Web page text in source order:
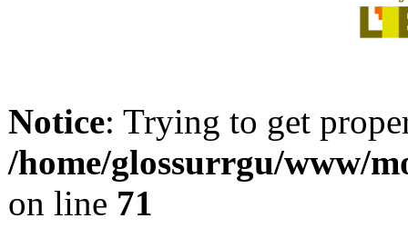
Notice: Trying to get
/home/glossurrgu/www/
on line 71